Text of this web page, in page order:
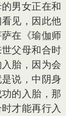
男女正在和
见，因此他
在《瑜伽师
父母和合时
胎，因为会
说，中阴身
的入胎，那
才能再行入